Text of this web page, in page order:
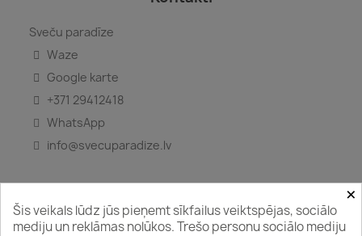
Sveču paradīze
Waze
Google karte
+371 29412418
WhatsApp
info@svecuparadize.lv
Seko mums
×
Šis veikals lūdz jūs pieņemt sīkfailus veiktspējas, sociālo
mediju un reklāmas nolūkos. Trešo personu sociālo mediju